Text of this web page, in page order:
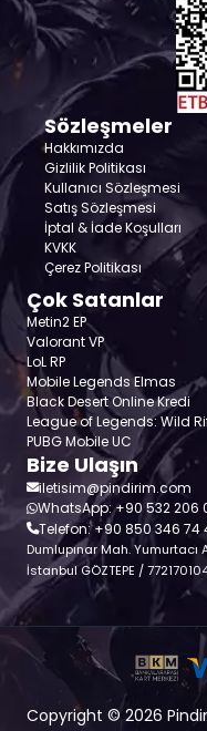
Sözleşmeler
Hakkımızda
Gizlilik Politikası
Kullanıcı Sözleşmesi
Satış Sözleşmesi
İptal & İade Koşulları
KVKK
Çerez Politikası
Çok Satanlar
Metin2 EP
Valorant VP
LoL RP
Mobile Legends Elmas
Black Desert Online Kredi
League of Legends: Wild
PUBG Mobile UC
Bize Ulaşın
iletisim@pindirim.com
WhatsApp: +90 532 206
Telefon: +90 850 346 74
Dumlupınar Mah. Yumurtacı
İstanbul GÖZTEPE /
Copyright © 2026